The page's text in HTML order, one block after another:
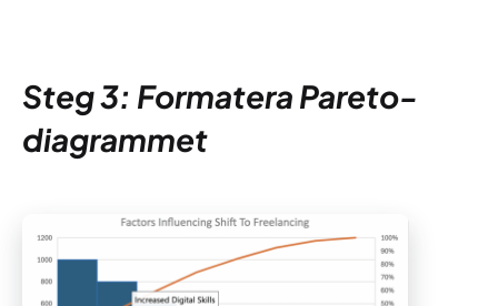
Steg 3: Formatera Pareto-
diagrammet